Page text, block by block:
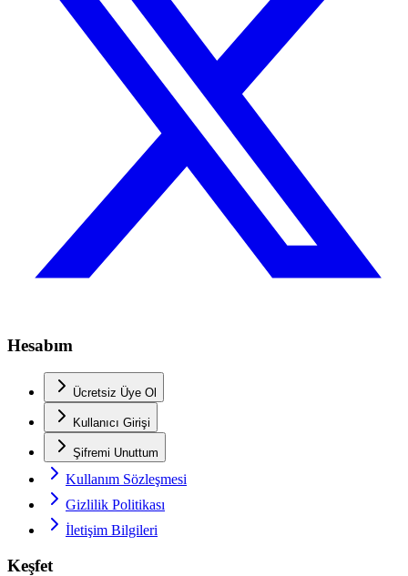
Hesabım
Ücretsiz Üye Ol
Kullanıcı Girişi
Şifremi Unuttum
Kullanım Sözleşmesi
Gizlilik Politikası
İletişim Bilgileri
Keşfet